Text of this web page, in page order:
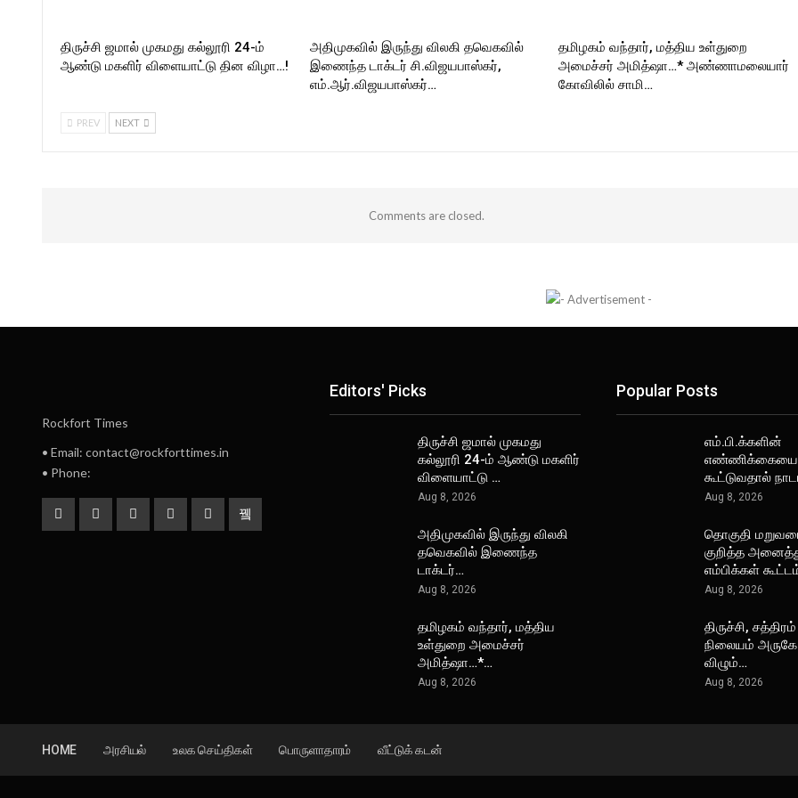
திருச்சி ஜமால் முகமது கல்லூரி 24-ம்
ஆண்டு மகளிர் விளையாட்டு தின விழா…!
அதிமுகவில் இருந்து விலகி தவெகவில்
இணைந்த டாக்டர் சி.விஜயபாஸ்கர்,
எம்.ஆர்.விஜயபாஸ்கர்…
தமிழகம் வந்தார், மத்திய உள்துறை
அமைச்சர் அமித்ஷா…* அண்ணாமலையார்
கோவிலில் சாமி…
PREV NEXT
Comments are closed.
Rockfort Times
• Email: contact@rockforttimes.in
• Phone:
Editors' Picks
திருச்சி ஜமால் முகமது
கல்லூரி 24-ம் ஆண்டு மகளிர்
விளையாட்டு …
Aug 8, 2026
அதிமுகவில் இருந்து விலகி
தவெகவில் இணைந்த
டாக்டர்…
Aug 8, 2026
தமிழகம் வந்தார், மத்திய
உள்துறை அமைச்சர்
அமித்ஷா…*…
Aug 8, 2026
Popular Posts
எம்.பி.க்களின்
எண்ணிக்கையை
கூட்டுவதால்
Aug 8, 2026
தொகுதி
குறித்த
எம்பிக்கள்
Aug 8, 2026
திருச்சி,
நிலையம் அருகே
விழும்…
Aug 8, 2026
HOME அரசியல் உலக செய்திகள் பொருளாதாரம் வீட்டுக் கடன்